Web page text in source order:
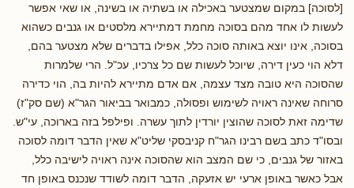
[לסוכה] במקום שמצטער באכילה או בשתיה או בשינה, או שאי אפשר
לעשות לו אחד מהם בסוכה מחמת דמתיירא מלסטים או גנבים כשהוא
בסוכה, אינו יוצא באותה סוכה כלל, אפילו בדברים שלא מצטער בהם,
דלא הוי כעין דירה, שיוכל לעשות שם כל צרכיו, עכ"ל. הרי שלמרות
שהסוכה היא טובה מצד עצמה, אם אדם מתיירא להיות בה, הוי כדירה
סרוחה שאינה ראויה לשימוש ופסולה, כמבואר בביאור הגר"א (שם סק"ז)
שדימה זאת לסוכה שהוצין יורדין לתוך עשרה. ופילפל בזה בארוכה, עי"ש.
ובסו"ד כתב בשם רבינו הגר"ח קניבסקי שליט"א שאין הדבר דומה לסוכה
באזור של גנבים, כי שם המצב הוא שהסוכה אינה ראויה לישיבה כלל,
אבל כאשר באופן ארעי יש אזעקה, הדבר דומה לשודד שנכנס באופן חד